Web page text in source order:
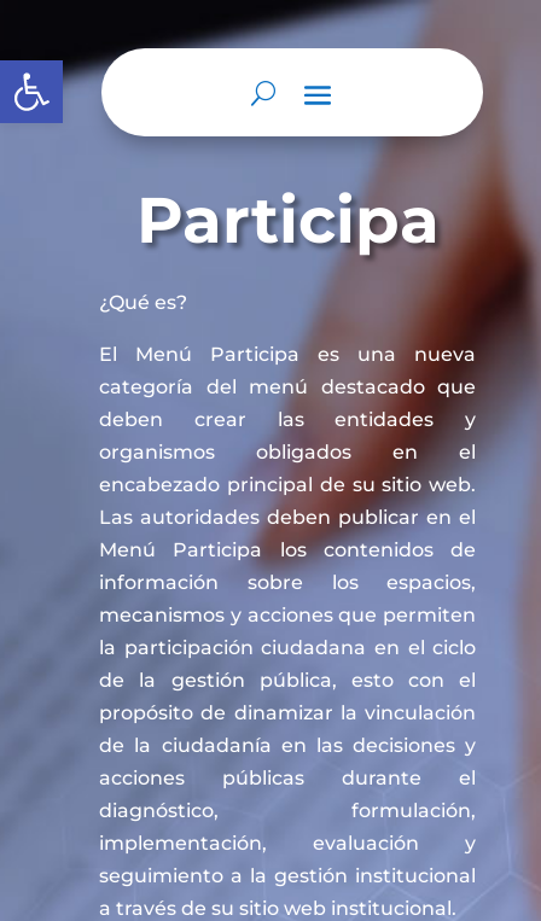
Abrir barra de herramientas
Participa
¿Qué es?
El Menú Participa es una nueva
categoría del menú destacado que
deben crear las entidades y
organismos obligados en el
encabezado principal de su sitio web.
Las autoridades deben publicar en el
Menú Participa los contenidos de
información sobre los espacios,
mecanismos y acciones que permiten
la participación ciudadana en el ciclo
de la gestión pública, esto con el
propósito de dinamizar la vinculación
de la ciudadanía en las decisiones y
acciones públicas durante el
diagnóstico, formulación,
implementación, evaluación y
seguimiento a la gestión institucional
a través de su sitio web institucional.